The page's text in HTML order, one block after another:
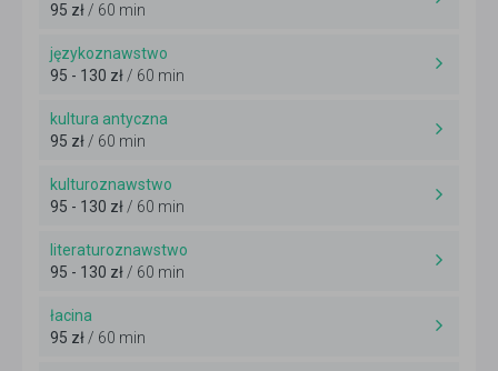
95 zł / 60 min
językoznawstwo
95 - 130 zł / 60 min
kultura antyczna
95 zł / 60 min
kulturoznawstwo
95 - 130 zł / 60 min
literaturoznawstwo
95 - 130 zł / 60 min
łacina
95 zł / 60 min